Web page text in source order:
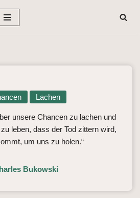
Lachen
unsere Chancen zu lachen und
leben, dass der Tod zittern wird,
um uns zu holen.“
Bukowski